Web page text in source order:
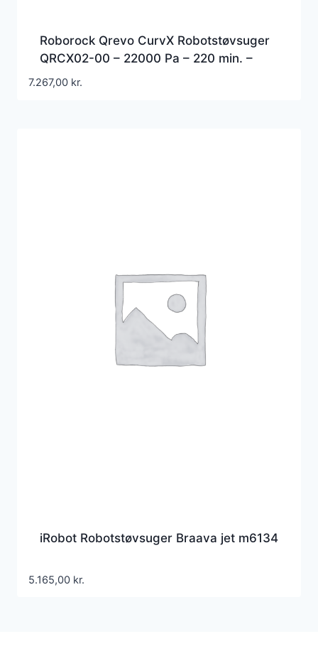
Roborock Qrevo CurvX Robotstøvsuger
QRCX02-00 – 22000 Pa – 220 min. –
Kombi – 0,068 L
7.267,00 kr.
iRobot Robotstøvsuger Braava jet m6134
5.165,00 kr.